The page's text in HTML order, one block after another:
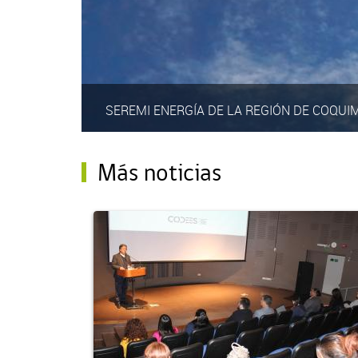
SEREMI ENERGÍA DE LA REGIÓN DE
Más noticias